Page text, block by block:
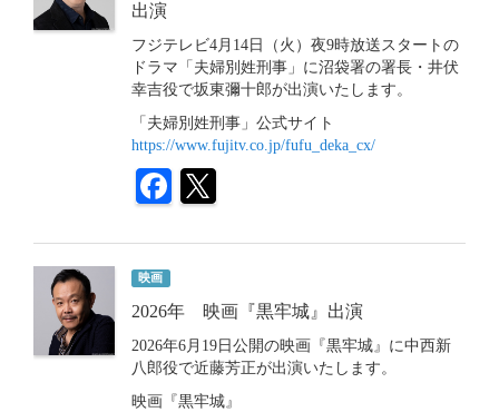
出演
フジテレビ4月14日（火）夜9時放送スタートの
ドラマ「夫婦別姓刑事」に沼袋署の署長・井伏
幸吉役で坂東彌十郎が出演いたします。
「夫婦別姓刑事」公式サイト
https://www.fujitv.co.jp/fufu_deka_cx/
映画
2026年 映画『黒牢城』出演
2026年6月19日公開の映画『黒牢城』に中西新
八郎役で近藤芳正が出演いたします。
映画『黒牢城』